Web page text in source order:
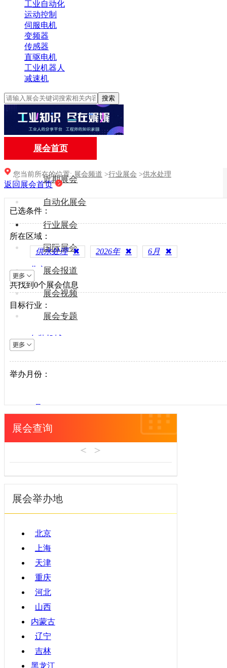
工业自动化
运动控制
伺服电机
变频器
传感器
直驱电机
工业机器人
减速机
搜索
展会首页
近期展会
自动化展会
行业展会
国际展会
展会报道
展会视频
展会专题
您当前所在的位置: 展会频道 >行业展会 >供水处理
返回展会首页
已选条件：
供水处理 ✖ 2026年 ✖ 6月 ✖
共找到0个展会信息
所在区域：
北京
上海
天津
重庆
山西
内蒙古
辽宁
黑龙江
江苏
江西
山东
河南
湖北
湖南
广东
广西
海南
四川
贵州
云南
西藏
陕西
目标行业：
包装机械
电梯设备
电子制造
供水处理
轨道交通
机床工具
建材机械
暖通空调
汽车制造
橡塑机械
烟草机械
医疗设备
印刷机械
举办月份：
1月
2月
6月
7月
8月
9月
10月
11月
12月
展会查询
展会举办地
北京
上海
天津
重庆
河北
山西
内蒙古
辽宁
吉林
黑龙江